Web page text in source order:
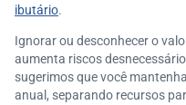
ibutário.
Ignorar ou desconhecer o
aumenta riscos
sugerimos que você
anual, separando recursos